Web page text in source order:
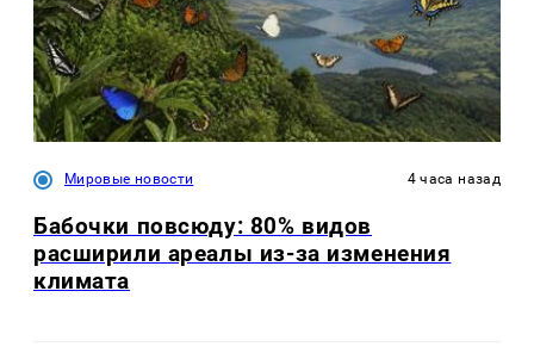
Мировые новости 4 часа назад
Бабочки повсюду: 80% видов
расширили ареалы из-за изменения
климата